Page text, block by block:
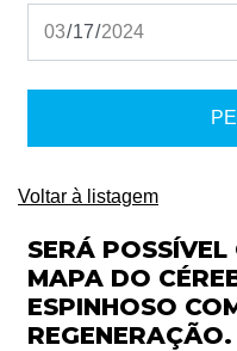
Voltar à listagem
SERÁ
MAPA DO
ESPINHOSO
REGENERAÇÃO.